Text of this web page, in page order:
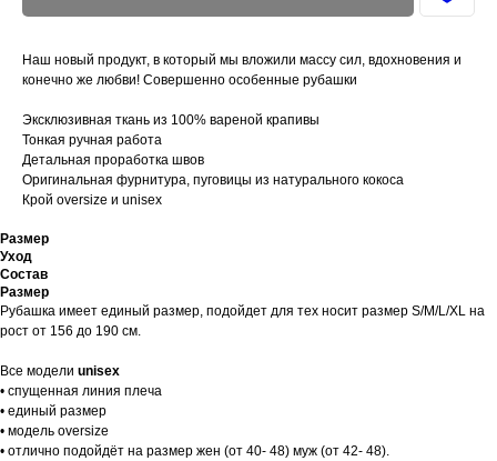
Наш новый продукт, в который мы вложили массу сил, вдохновения и
конечно же любви! Совершенно особенные рубашки
Эксклюзивная ткань из 100% вареной крапивы
Тонкая ручная работа
Детальная проработка швов
Оригинальная фурнитура, пуговицы из натурального кокоса
Крой oversize и unisex
Размер
Уход
Состав
Размер
Рубашка имеет единый размер, подойдет для тех носит размер S/M/L/XL на
рост от 156 до 190 см.
Все модели unisex
• спущенная линия плеча
• единый размер
• модель oversize
• отлично подойдёт на размер жен (от 40- 48) муж (от 42- 48).